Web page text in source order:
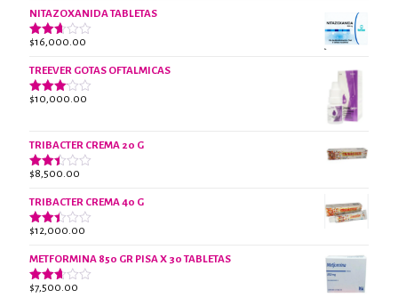
2.38
de 5
original
era:
actual
NITAZOXANIDA TABLETAS
Valorado
2.61
de 5
$16,000.00
TREEVER GOTAS OFTALMICAS
Valorado
$10,000.00
TRIBACTER CREMA 20 G
Valorado
2.45
de 5
$8,500.00
TRIBACTER CREMA 40 G
Valorado
2.40
de 5
$12,000.00
METFORMINA 850 GR PISA X 30 TABLETAS
Valorado
$7,500.00